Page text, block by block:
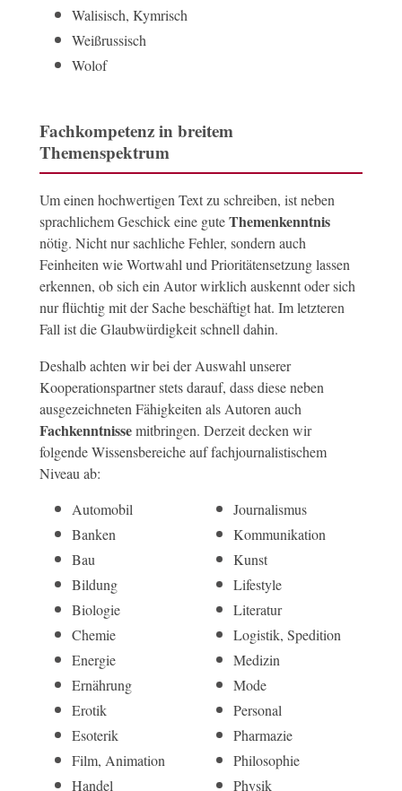
Walisisch, Kymrisch
Weißrussisch
Wolof
Fachkompetenz in breitem
Themenspektrum
Um einen hochwertigen Text zu schreiben, ist neben
sprachlichem Geschick eine guteThemenkenntnis
nötig. Nicht nur sachliche Fehler, sondern auch
Feinheiten wie Wortwahl und Prioritätensetzung lassen
erkennen, ob sich ein Autor wirklich auskennt oder sich
nur flüchtig mit der Sache beschäftigt hat. Im letzteren
Fall ist die Glaubwürdigkeit schnell dahin.
Deshalb achten wir bei der Auswahl unserer
Kooperationspartner stets darauf, dass diese neben
ausgezeichneten Fähigkeiten als Autoren auch
Fachkenntnissemitbringen. Derzeit decken wir
folgende Wissensbereiche auf fachjournalistischem
Niveau ab:
Automobil
Banken
Bau
Bildung
Biologie
Chemie
Energie
Ernährung
Erotik
Esoterik
Film, Animation
Handel
Journalismus
Kommunikation
Kunst
Lifestyle
Literatur
Logistik, Spedition
Medizin
Mode
Personal
Pharmazie
Philosophie
Physik